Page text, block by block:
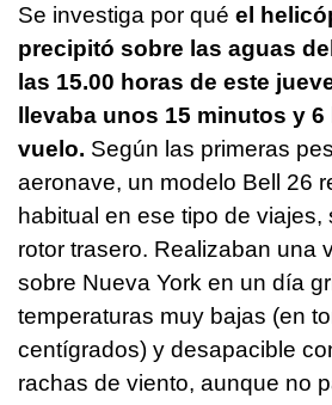
Se investiga por qué el
precipitó sobre las aguas
las 15.00 horas de este
llevaba unos 15 minutos y
vuelo. Según las primeras
aeronave, un modelo Bell 26
habitual en ese tipo de viajes,
rotor trasero. Realizaban una
sobre Nueva York en un día
temperaturas muy bajas (en
centígrados) y desapacible
rachas de viento, aunque no